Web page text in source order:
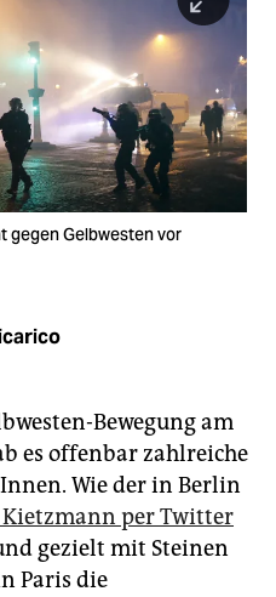
gegen Gelbwesten vor
Bewegung am
es offenbar zahlreiche
Wie der in Berlin
per Twitter
gezielt mit Steinen
Paris die